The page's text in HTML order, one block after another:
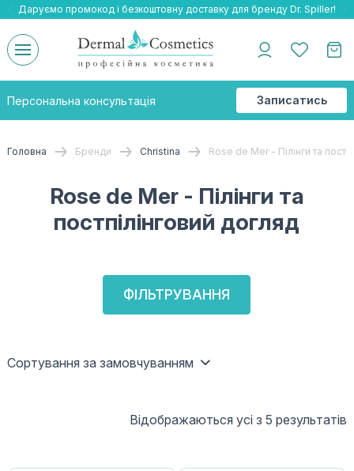
Даруємо безкоштовну доставку та подарнки до бренду Braderm!
-25% на весь бренд HOLY LAND!
Даруємо промокод і безкоштовну доставку для бренду Dr. Spiller!
Персональна консультація
Записатись
на
Головна Бренди Christina Rose de Mer - Пілінги та
Rose de Mer - Пілінги та
постпілінговий догляд
ФІЛЬТРУВАННЯ
Сортування за замовчуванням
Відображаються усі з 5 результатів